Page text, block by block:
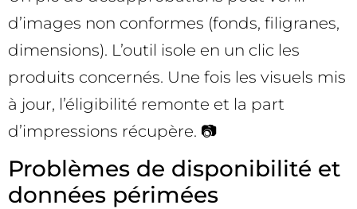
d’images non conformes (fonds, filigranes,
dimensions). L’outil isole en un clic les
produits concernés. Une fois les visuels mis
à jour, l’éligibilité remonte et la part
d’impressions récupère. 📷
Problèmes de disponibilité et
données périmées